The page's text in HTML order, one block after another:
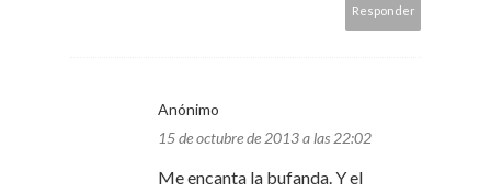
Responder
Anónimo
15 de octubre de 2013 a las 22:02
Me encanta la bufanda. Y el